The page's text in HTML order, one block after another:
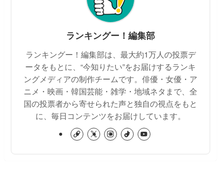
ランキングー！編集部
ランキングー！編集部は、最大約1万人の投票デ
ータをもとに、“今知りたい”をお届けするランキ
ングメディアの制作チームです。俳優・女優・ア
ニメ・映画・韓国芸能・雑学・地域ネタまで、全
国の投票者から寄せられた声と独自の視点をもと
に、毎日コンテンツをお届けしています。